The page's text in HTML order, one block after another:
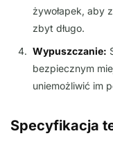
żywołapek, aby
zbyt długo.
Wypuszczanie:
bezpiecznym
uniemożliwić im
Specyfikacja